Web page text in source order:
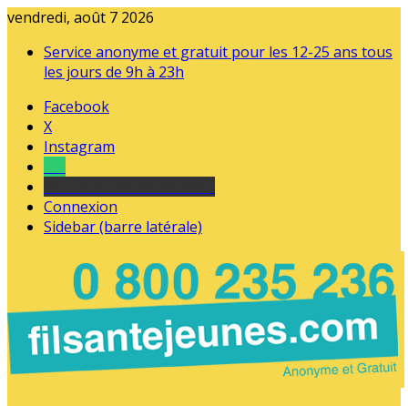
vendredi, août 7 2026
Service anonyme et gratuit pour les 12-25 ans tous
les jours de 9h à 23h
Facebook
X
Instagram
Connexion
Sidebar (barre latérale)